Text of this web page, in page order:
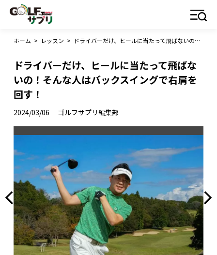
ホーム > レッスン > ドライバーだけ、ヒールに当たって飛ばないの！そんな人はバックスイングで右肩を回す！
ドライバーだけ、ヒールに当たって飛ばな
いの！そんな人はバックスイングで右肩を
回す！
2024/03/06 ゴルフサプリ編集部